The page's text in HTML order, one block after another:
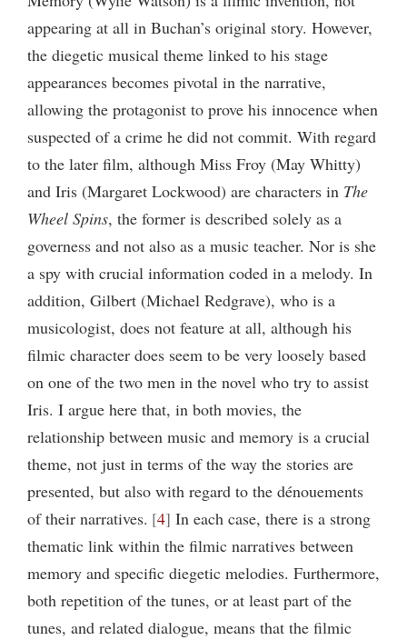
appearing at all in Buchan’s original story. However,
the diegetic musical theme linked to his stage
appearances becomes pivotal in the narrative,
allowing the protagonist to prove his innocence when
suspected of a crime he did not commit. With regard
to the later film, although Miss Froy (May Whitty)
and Iris (Margaret Lockwood) are characters in The
Wheel Spins, the former is described solely as a
governess and not also as a music teacher. Nor is she
a spy with crucial information coded in a melody. In
addition, Gilbert (Michael Redgrave), who is a
musicologist, does not feature at all, although his
filmic character does seem to be very loosely based
on one of the two men in the novel who try to assist
Iris. I argue here that, in both movies, the
relationship between music and memory is a crucial
theme, not just in terms of the way the stories are
presented, but also with regard to the dénouements
of their narratives. 4 In each case, there is a strong
thematic link within the filmic narratives between
memory and specific diegetic melodies. Furthermore,
both repetition of the tunes, or at least part of the
tunes, and related dialogue, means that the filmic